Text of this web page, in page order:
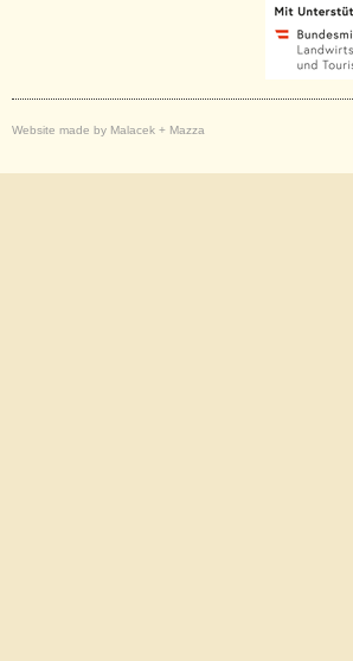
Website made by Malacek + Mazza